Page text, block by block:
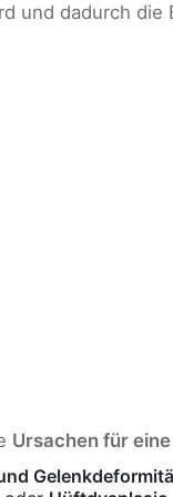
und dadurch die
Ursachen für